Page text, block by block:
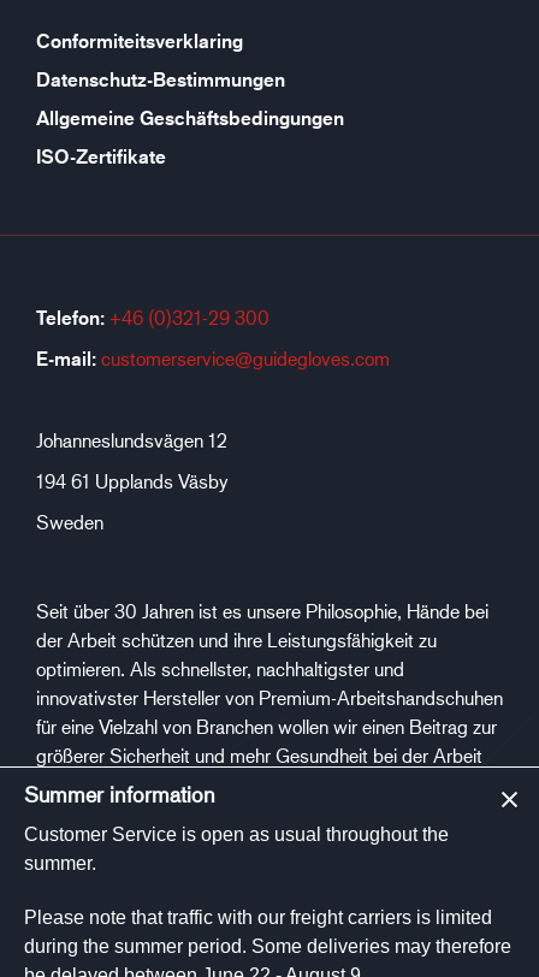
Conformiteitsverklaring
Datenschutz-Bestimmungen
Allgemeine Geschäftsbedingungen
ISO-Zertifikate
Telefon: +46 (0)321-29 300
E-mail: customerservice@guidegloves.com
Johanneslundsvägen 12
194 61 Upplands Väsby
Sweden
Seit über 30 Jahren ist es unsere Philosophie, Hände bei
der Arbeit schützen und ihre Leistungsfähigkeit zu
optimieren. Als schnellster, nachhaltigster und
innovativster Hersteller von Premium-Arbeitshandschuhen
für eine Vielzahl von Branchen wollen wir einen Beitrag zur
größerer Sicherheit und mehr Gesundheit bei der Arbeit
leisten.
Sozialen Medien
Summer information
Customer Service is open as usual throughout the
summer.
Please note that traffic with our freight carriers is limited
during the summer period. Some deliveries may therefore